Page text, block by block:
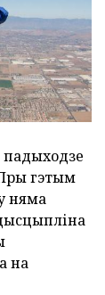
гэтым
няма
на